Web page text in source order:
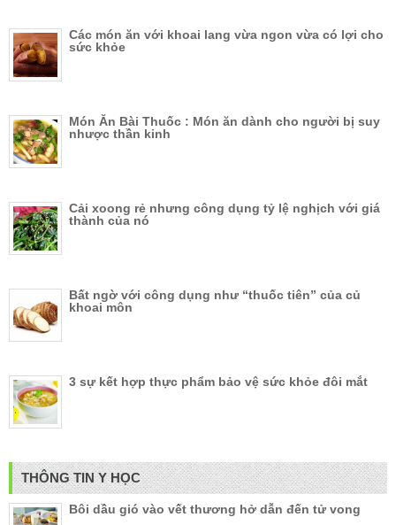
Các món ăn với khoai lang vừa ngon vừa có lợi cho
sức khỏe
Món Ăn Bài Thuốc : Món ăn dành cho người bị suy
nhược thần kinh
Cải xoong rẻ nhưng công dụng tỷ lệ nghịch với giá
thành của nó
Bất ngờ với công dụng như “thuốc tiên” của củ
khoai môn
3 sự kết hợp thực phẩm bảo vệ sức khỏe đôi mắt
THÔNG TIN Y HỌC
Bôi dầu gió vào vết thương hở dẫn đến tử vong